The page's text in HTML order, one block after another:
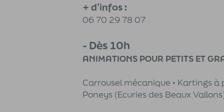
+ d’infos :
06 70 29 78 07
- Dès 10h
ANIMATIONS POUR PETITS ET
Carrousel mécanique • Kartings à
Poneys (Ecuries des Beaux